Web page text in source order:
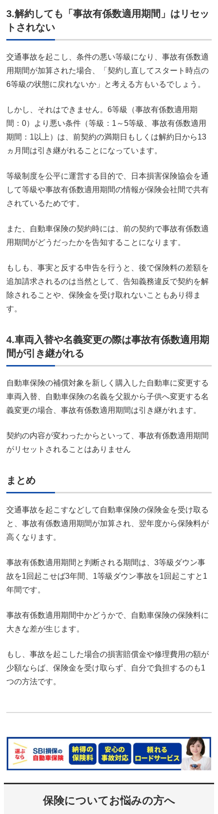
3.解約しても「事故有係数適用期間」はリセッ
トされない
交通事故を起こし、条件の悪い等級になり、事故有係数適
用期間が加算された場合、「契約し直してスタート時点の
6等級の状態に戻れないか」と考える方もいるでしょう。
しかし、それはできません。6等級（事故有係数適用期
間：0）より悪い条件（等級：1～5等級、事故有係数適用
期間：1以上）は、前契約の満期日もしくは解約日から13
ヵ月間は引き継がれることになっています。
等級制度を公平に運営する目的で、日本損害保険協会を通
して等級や事故有係数適用期間の情報が保険会社間で共有
されているためです。
また、自動車保険の契約時には、前の契約で事故有係数適
用期間がどうだったかを告知することになります。
もしも、事実と反する申告を行うと、後で保険料の差額を
追加請求されるのは当然として、告知義務違反で契約を解
除されることや、保険金を受け取れないこともあり得ま
す。
4.車両入替や名義変更の際は事故有係数適用期
間が引き継がれる
自動車保険の補償対象を新しく購入した自動車に変更する
車両入替、自動車保険の名義を父親から子供へ変更する名
義変更の場合、事故有係数適用期間は引き継がれます。
契約の内容が変わったからといって、事故有係数適用期間
がリセットされることはありません
まとめ
交通事故を起こすなどして自動車保険の保険金を受け取る
と、事故有係数適用期間が加算され、翌年度から保険料が
高くなります。
事故有係数適用期間と判断される期間は、3等級ダウン事
故を1回起こせば3年間、1等級ダウン事故を1回起こすと1
年間です。
事故有係数適用期間中かどうかで、自動車保険の保険料に
大きな差が生じます。
もし、事故を起こした場合の損害賠償金や修理費用の額が
少額ならば、保険金を受け取らず、自分で負担するのも1
つの方法です。
保険についてお悩みの方へ